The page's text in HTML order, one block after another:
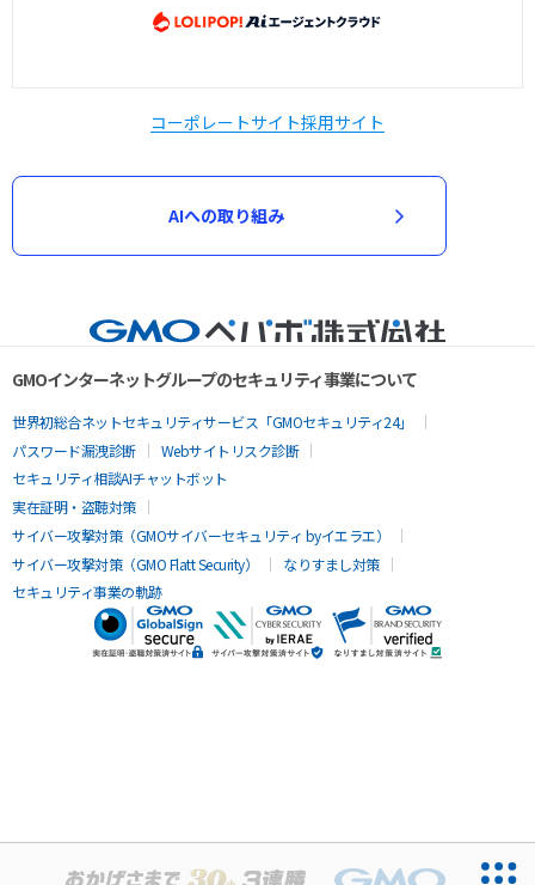
コーポレートサイト採用サイト
AIへの取り組み
GMOインターネットグループのセキュリティ事業について
世界初総合ネットセキュリティサービス「GMOセキュリティ24」
パスワード漏洩診断
Webサイトリスク診断
セキュリティ相談AIチャットボット
実在証明・盗聴対策
サイバー攻撃対策（GMOサイバーセキュリティ byイエラエ）
サイバー攻撃対策（GMO Flatt Security）
なりすまし対策
セキュリティ事業の軌跡